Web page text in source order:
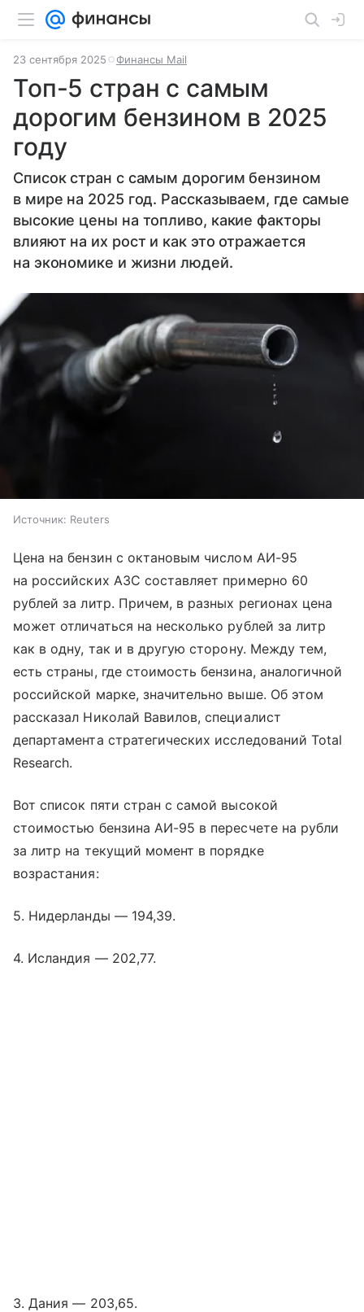
23 сентября 2025 Финансы Mail
Топ-5 стран с самым
дорогим бензином в 2025
году
Список стран с самым дорогим бензином
в мире на 2025 год. Рассказываем, где самые
высокие цены на топливо, какие факторы
влияют на их рост и как это отражается
на экономике и жизни людей.
Источник: Reuters
Цена на бензин с октановым числом АИ-95
на российских АЗС составляет примерно 60
рублей за литр. Причем, в разных регионах цена
может отличаться на несколько рублей за литр
как в одну, так и в другую сторону. Между тем,
есть страны, где стоимость бензина, аналогичной
российской марке, значительно выше. Об этом
рассказал Николай Вавилов, специалист
департамента стратегических исследований Total
Research.
Вот список пяти стран с самой высокой
стоимостью бензина АИ-95 в пересчете на рубли
за литр на текущий момент в порядке
возрастания:
5. Нидерланды — 194,39.
4. Исландия — 202,77.
3. Дания — 203,65.